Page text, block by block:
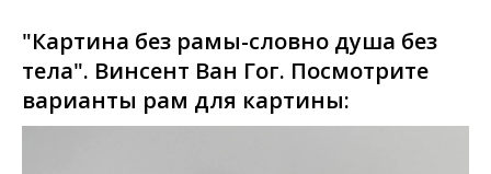
"Картина без рамы-словно душа без
тела". Винсент Ван Гог. Посмотрите
варианты рам для картины: